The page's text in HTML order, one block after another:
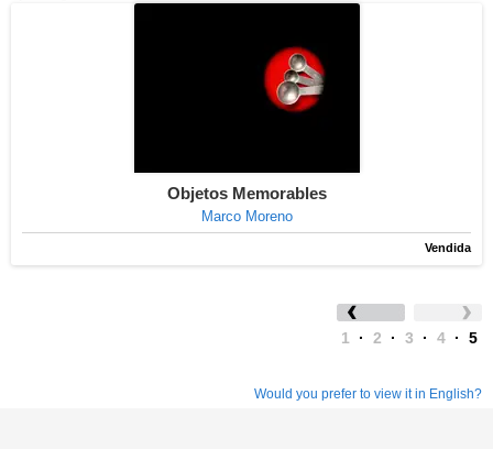
Objetos Memorables
Marco Moreno
Vendida
1 · 2 · 3 · 4 · 5
Would you prefer to view it in English?